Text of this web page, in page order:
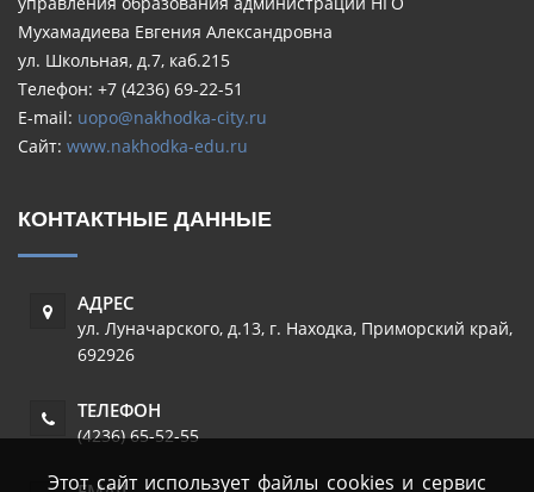
Этот сайт использует файлы cookies и сервис
Мухамадиева Евгения Александровна
ул. Школьная, д.7, каб.215
Телефон: +7 (4236) 69-22-51
E-mail: uopo@nakhodka-city.ru
Сайт: www.nakhodka-edu.ru
КОНТАКТНЫЕ ДАННЫЕ
АДРЕС
ул. Луначарского, д.13, г. Находка, Приморский край,
692926
ТЕЛЕФОН
(4236) 65-52-55